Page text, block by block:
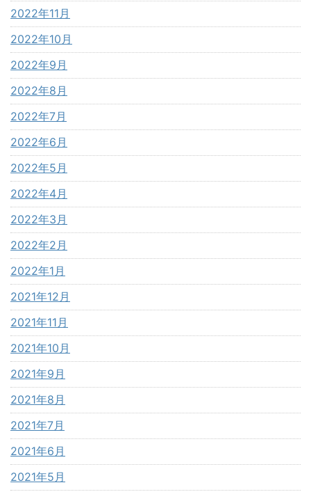
2022年11月
2022年10月
2022年9月
2022年8月
2022年7月
2022年6月
2022年5月
2022年4月
2022年3月
2022年2月
2022年1月
2021年12月
2021年11月
2021年10月
2021年9月
2021年8月
2021年7月
2021年6月
2021年5月